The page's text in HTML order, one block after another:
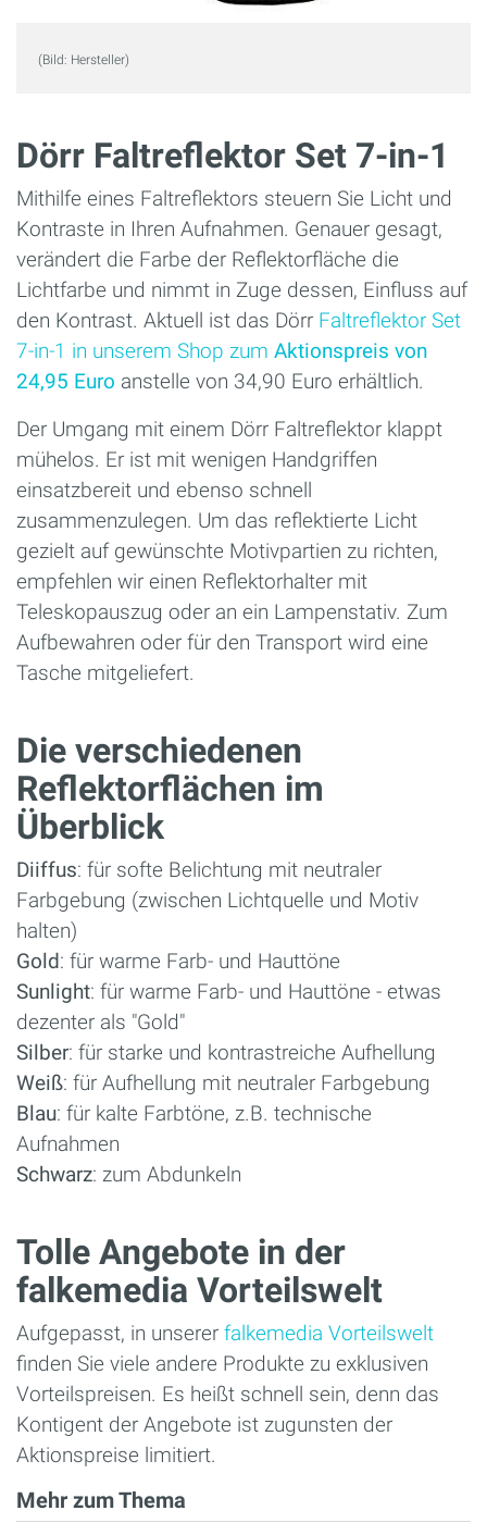
(Bild: Hersteller)
Dörr Faltreflektor Set 7-in-1
Mithilfe eines Faltreflektors steuern Sie Licht und
Kontraste in Ihren Aufnahmen. Genauer gesagt,
verändert die Farbe der Reflektorfläche die
Lichtfarbe und nimmt in Zuge dessen, Einfluss auf
den Kontrast. Aktuell ist das Dörr Faltreflektor Set
7-in-1 in unserem Shop zum Aktionspreis von
24,95 Euro anstelle von 34,90 Euro erhältlich.
Der Umgang mit einem Dörr Faltreflektor klappt
mühelos. Er ist mit wenigen Handgriffen
einsatzbereit und ebenso schnell
zusammenzulegen. Um das reflektierte Licht
gezielt auf gewünschte Motivpartien zu richten,
empfehlen wir einen Reflektorhalter mit
Teleskopauszug oder an ein Lampenstativ. Zum
Aufbewahren oder für den Transport wird eine
Tasche mitgeliefert.
Die verschiedenen
Reflektorflächen im
Überblick
Diiffus: für softe Belichtung mit neutraler
Farbgebung (zwischen Lichtquelle und Motiv
halten)
Gold: für warme Farb- und Hauttöne
Sunlight: für warme Farb- und Hauttöne - etwas
dezenter als "Gold"
Silber: für starke und kontrastreiche Aufhellung
Weiß: für Aufhellung mit neutraler Farbgebung
Blau: für kalte Farbtöne, z.B. technische
Aufnahmen
Schwarz: zum Abdunkeln
Tolle Angebote in der
falkemedia Vorteilswelt
Aufgepasst, in unserer falkemedia Vorteilswelt
finden Sie viele andere Produkte zu exklusiven
Vorteilspreisen. Es heißt schnell sein, denn das
Kontigent der Angebote ist zugunsten der
Aktionspreise limitiert.
Mehr zum Thema